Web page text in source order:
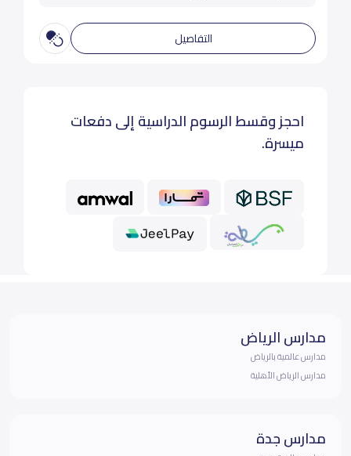
التفاصيل
احجز وقسط الرسوم الدراسية إلى دفعات
ميسرة.
مدارس الرياض
مدارس عالمية بالرياض
مدارس الرياض الأهلية
مدارس جدة